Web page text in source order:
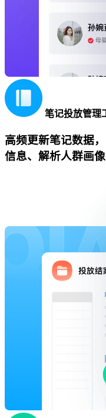
笔记投放管理
高频更新笔记数据
信息、解析人群画